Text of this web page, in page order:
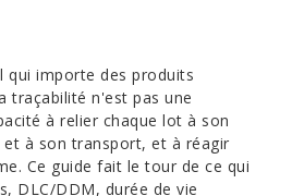
qui importe des produits
traçabilité n'est pas une
à relier chaque lot à son
à son transport, et à réagir
Ce guide fait le tour de ce qui
DLC/DDM, durée de vie